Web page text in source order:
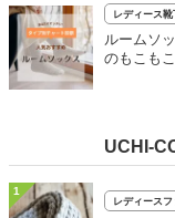
レディース靴
ルームソ
のもこも
UCHI-
1
レディース